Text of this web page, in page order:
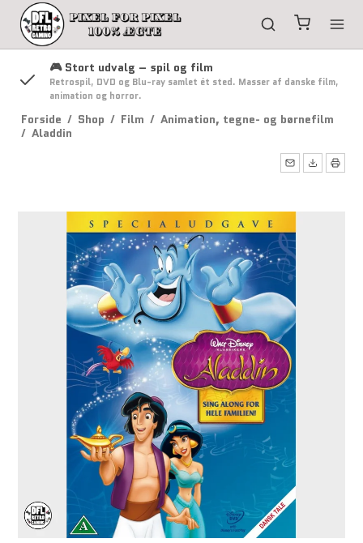
🎮 Stort udvalg – spil og film
Retrospil, DVD og Blu-ray samlet ét sted. Masser af danske film,
animation og horror.
Forside / Shop / Film / Animation, tegne- og børnefilm
/ Aladdin